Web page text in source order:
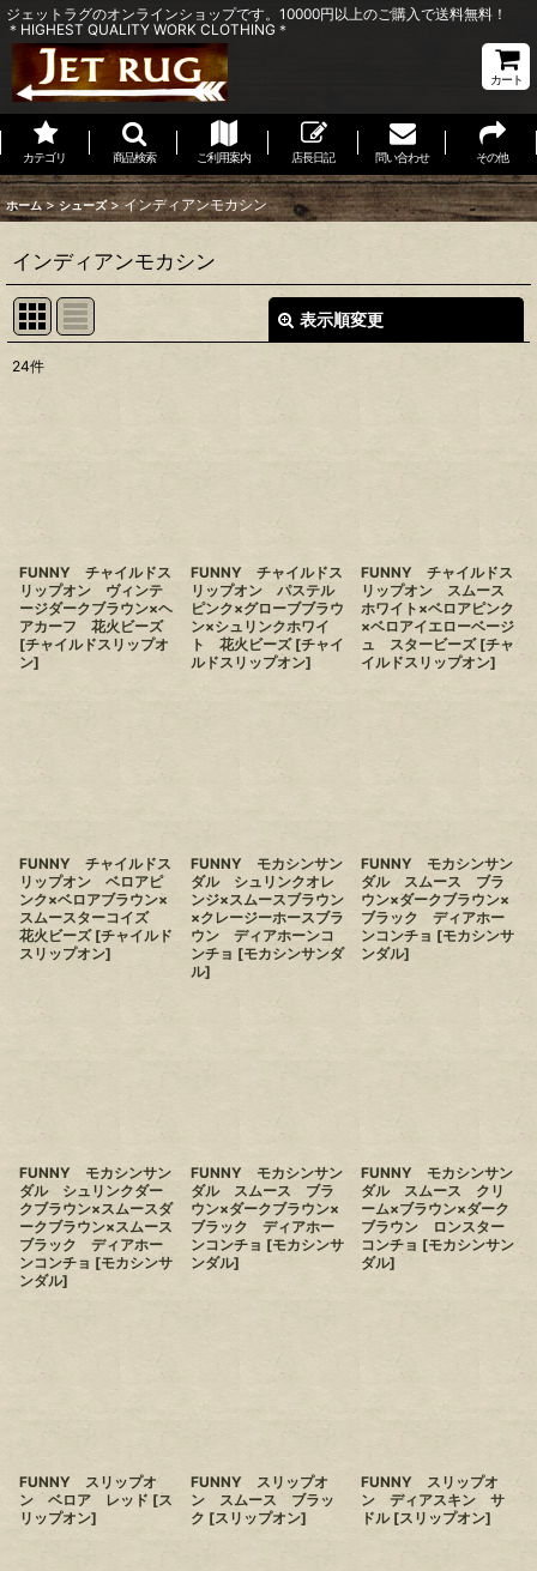
ジェットラグのオンラインショップです。10000円以上のご購入で送料無料！
＊HIGHEST QUALITY WORK CLOTHING＊
カート
カテゴリ 商品検索 ご利用案内 店長日記 問い合わせ その他
ホーム > シューズ > インディアンモカシン
インディアンモカシン
表示順変更
24件
FUNNY チャイルドス
リップオン ヴィンテ
ージダークブラウン×ヘ
アカーフ 花火ビーズ
[チャイルドスリップオ
ン]
FUNNY チャイルドス
リップオン パステル
ピンク×グローブブラウ
ン×シュリンクホワイ
ト 花火ビーズ [チャイ
ルドスリップオン]
FUNNY チャイルドス
リップオン スムース
ホワイト×ベロアピンク
×ベロアイエローベージ
ュ スタービーズ [チャ
イルドスリップオン]
FUNNY チャイルドス
リップオン ベロアピ
ンク×ベロアブラウン×
スムースターコイズ
花火ビーズ [チャイルド
スリップオン]
FUNNY モカシンサン
ダル シュリンクオレ
ンジ×スムースブラウン
×クレージーホースブラ
ウン ディアホーンコ
ンチョ [モカシンサンダ
ル]
FUNNY モカシンサン
ダル スムース ブラ
ウン×ダークブラウン×
ブラック ディアホー
ンコンチョ [モカシンサ
ンダル]
FUNNY モカシンサン
ダル シュリンクダー
クブラウン×スムースダ
ークブラウン×スムース
ブラック ディアホー
ンコンチョ [モカシンサ
ンダル]
FUNNY モカシンサン
ダル スムース ブラ
ウン×ダークブラウン×
ブラック ディアホー
ンコンチョ [モカシンサ
ンダル]
FUNNY モカシンサン
ダル スムース クリ
ーム×ブラウン×ダーク
ブラウン ロンスター
コンチョ [モカシンサン
ダル]
FUNNY スリップオ
ン ベロア レッド [ス
リップオン]
FUNNY スリップオ
ン スムース ブラッ
ク [スリップオン]
FUNNY スリップオ
ン ディアスキン サ
ドル [スリップオン]